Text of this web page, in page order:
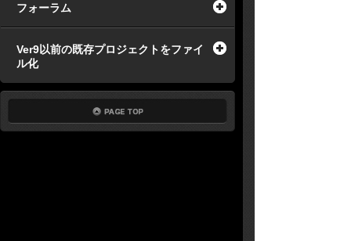
フォーラム
Ver9以前の既存プロジェクトをファイ
ル化